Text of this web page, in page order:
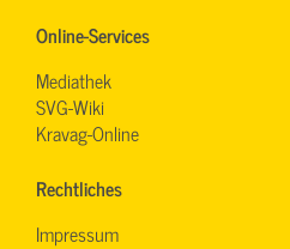
Online-Services
Mediathek
SVG-Wiki
Kravag-Online
Rechtliches
Impressum